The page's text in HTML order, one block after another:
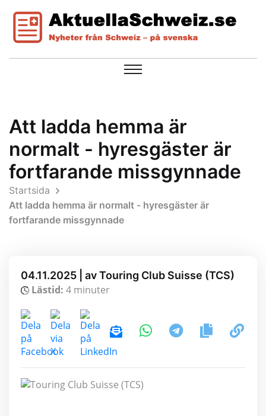
Att ladda hemma är
normalt - hyresgäster är
fortfarande missgynnade
Startsida
Att ladda hemma är normalt - hyresgäster är
fortfarande missgynnade
04.11.2025 | av Touring Club Suisse (TCS)
Lästid: 4 minuter